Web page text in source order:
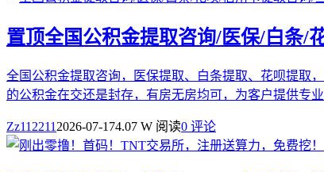
置顶全国公积金提取咨询/医保/白条/
全国公积金提取咨询，医保提取、白条提取、花呗提取
的公积金在交还是封存，有房无房均可，为客户提供专
Zz112211 2026-07-174.07 W 阅读0 评论